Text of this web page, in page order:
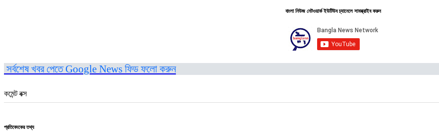
বাংলা নিউজ নেটওয়ার্ক ইউটিউব চ্যানেলে সাবস্ক্রাইব করুন
সর্বশেষ খবর পেতে Google News ফিড ফলো করুন
কমেন্ট বক্স
প্রতিবেদকের তথ্য